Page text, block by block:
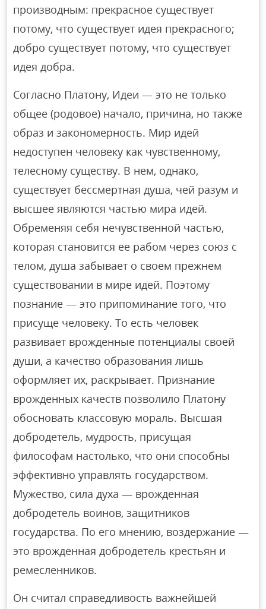
производным: прекрасное существует
потому, что существует идея прекрасного;
добро существует потому, что существует
идея добра.
Согласно Платону, Идеи — это не только
общее (родовое) начало, причина, но также
образ и закономерность. Мир идей
недоступен человеку как чувственному,
телесному существу. В нем, однако,
существует бессмертная душа, чей разум и
высшее являются частью мира идей.
Обременяя себя нечувственной частью,
которая становится ее рабом через союз с
телом, душа забывает о своем прежнем
существовании в мире идей. Поэтому
познание — это припоминание того, что
присуще человеку. То есть человек
развивает врожденные потенциалы своей
души, а качество образования лишь
оформляет их, раскрывает. Признание
врожденных качеств позволило Платону
обосновать классовую мораль. Высшая
добродетель, мудрость, присущая
философам настолько, что они способны
эффективно управлять государством.
Мужество, сила духа — врожденная
добродетель воинов, защитников
государства. По его мнению, воздержание —
это врожденная добродетель крестьян и
ремесленников.
Он считал справедливость важнейшей